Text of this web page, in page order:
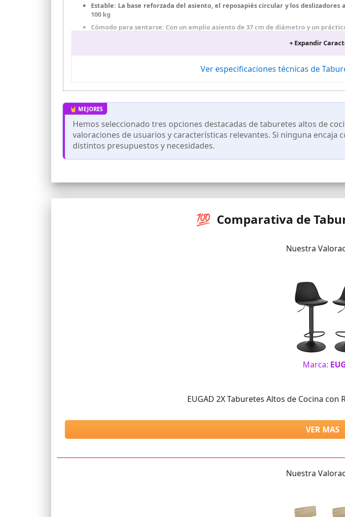
Estable: La base reforzada del asiento, el reposapiés circular y los
100 kg
Cómodo para sentarse: Con un amplio asiento de 37 cm de diámetro y un
Cómodo para apoyarse: El respaldo curvado está diseñado ergonómicamente
Estilo industrial: Con el color rústico, el marco metálico y los icónicos clavos,
Fácil montaje: Sólo tienes que montar las piezas numeradas siguiendo las
+ Expandir
Ver especificaciones técnicas de
Hemos seleccionado tres opciones destacadas de taburetes altos de
valoraciones de usuarios y características relevantes. Si ninguna
distintos presupuestos y necesidades.
💯 Comparativa de
Nuestra
Marca:
EUGAD 2X Taburetes Altos de Cocina
VER MAS
Nuestra